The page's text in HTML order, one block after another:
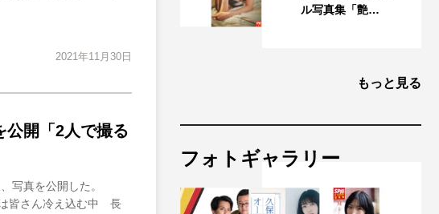
2021年11月30日
公開「2人で撮る
写真を公開した。
皆さん冷え込む中 長
ル写真集「艶…
もっと見る
フォトギャラリー